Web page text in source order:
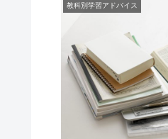
教科別学習アドバイス